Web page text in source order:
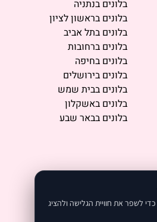
בלונים בנתניה
בלונים בראשון לציון
בלונים בתל אביב
בלונים ברחובות
בלונים בחיפה
בלונים בירושלים
בלונים בבית שמש
בלונים באשקלון
בלונים בבאר שבע
האתר משתמש בקובצי Cookie כדי לשפר את חוויית הגלישה ולהציג